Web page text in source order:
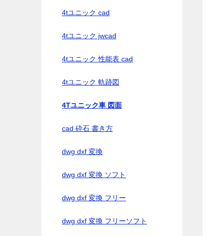
4tユニック cad
4tユニック jwcad
4tユニック 性能表 cad
4tユニック 軌跡図
4Tユニック車 図面
cad 砕石 書き方
dwg dxf 変換
dwg dxf 変換 ソフト
dwg dxf 変換 フリー
dwg dxf 変換 フリーソフト